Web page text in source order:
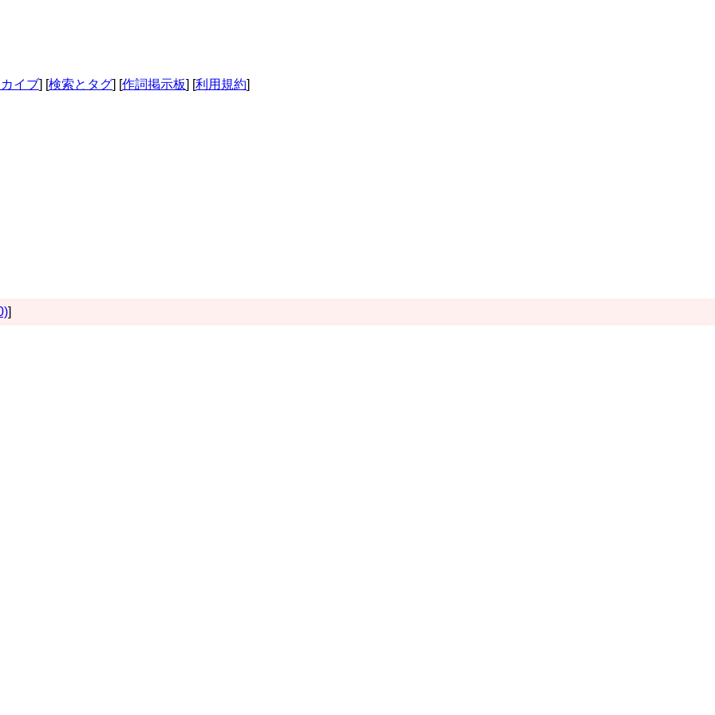
イブ] [検索とタグ] [作詞掲示板] [利用規約]
]